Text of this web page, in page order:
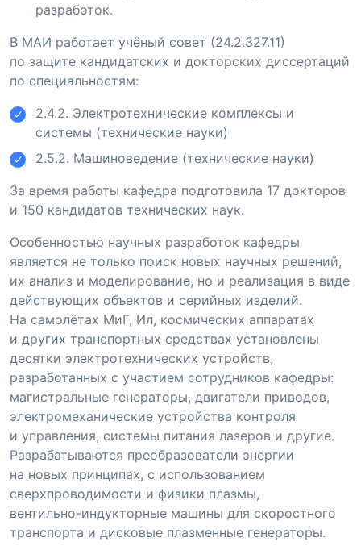
разработок.
В МАИ работает учёный совет (24.2.327.11)
по защите кандидатских и докторских диссертаций
по специальностям:
2.4.2. Электротехнические комплексы и
системы (технические науки)
2.5.2. Машиноведение (технические науки)
За время работы кафедра подготовила 17 докторов
и 150 кандидатов технических наук.
Особенностью научных разработок кафедры
является не только поиск новых научных решений,
их анализ и моделирование, но и реализация в виде
действующих объектов и серийных изделий.
На самолётах МиГ, Ил, космических аппаратах
и других транспортных средствах установлены
десятки электротехнических устройств,
разработанных с участием сотрудников кафедры:
магистральные генераторы, двигатели приводов,
электромеханические устройства контроля
и управления, системы питания лазеров и другие.
Разрабатываются преобразователи энергии
на новых принципах, с использованием
сверхпроводимости и физики плазмы,
вентильно-индукторные машины для скоростного
транспорта и дисковые плазменные генераторы.